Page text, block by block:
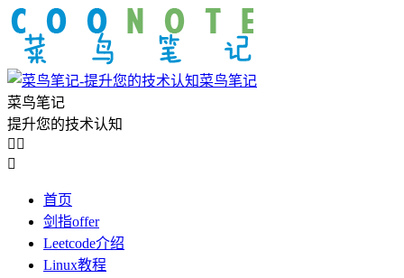
菜鸟笔记
菜鸟笔记
提升您的技术认知
 

首页
剑指offer
Leetcode介绍
Linux教程